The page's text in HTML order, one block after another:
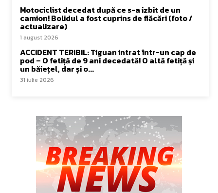
Motociclist decedat după ce s-a izbit de un
camion! Bolidul a fost cuprins de flăcări (foto /
actualizare)
1 august 2026
ACCIDENT TERIBIL: Tiguan intrat într-un cap de
pod – O fetiță de 9 ani decedată! O altă fetiță și
un băiețel, dar și o...
31 iulie 2026